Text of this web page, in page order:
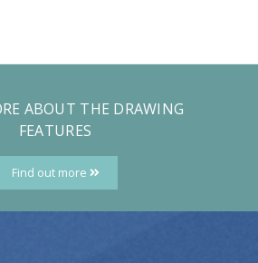
ABOUT THE DRAWING
FEATURES
Find out more